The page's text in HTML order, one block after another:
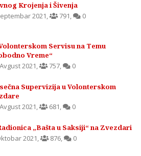
Krojenja i Šivenja
2021, 791, 0
Servisu na Temu
Vreme“
2021, 757, 0
Supervizija u Volonterskom
2021, 681, 0
„Bašta u Saksiji“ na Zvezdari
2021, 876, 0